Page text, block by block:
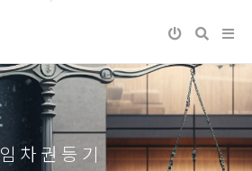
임차권등기